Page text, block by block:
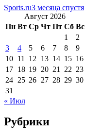
Sports.ru3 месяца спустя
Август 2026
Пн Вт Ср Чт Пт Сб Вс
1
2
3
4 5 6 7 8
9
10 11 12 13 14 15 16
17 18 19 20 21 22 23
24 25 26 27 28 29 30
31
« Июл
Рубрики